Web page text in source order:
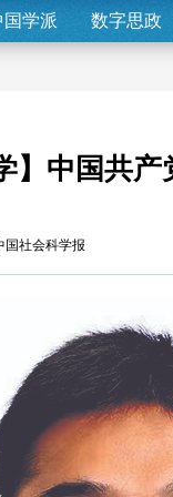
国学派 数字思政
】中国共
国社会科学报